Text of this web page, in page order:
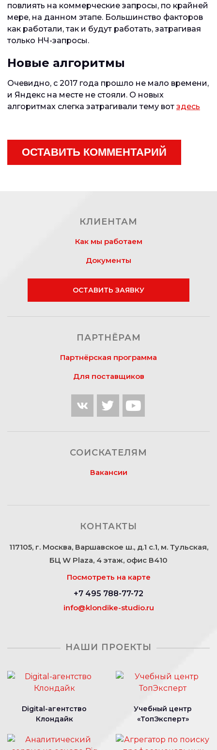
повлиять на коммерческие запросы, по крайней
мере, на данном этапе. Большинство факторов
как работали, так и будут работать, затрагивая
только НЧ-запросы.
Новые алгоритмы
Очевидно, с 2017 года прошло не мало времени,
и Яндекс на месте не стояли. О новых
алгоритмах слегка затрагивали тему вот здесь
ОСТАВИТЬ КОММЕНТАРИЙ
КЛИЕНТАМ
Как мы работаем
Документы
ОСТАВИТЬ ЗАЯВКУ
ПАРТНЁРАМ
Партнёрская программа
Для поставщиков
СОИСКАТЕЛЯМ
Вакансии
КОНТАКТЫ
117105, г. Москва, Варшавское ш., д.1 с.1, м. Тульская,
БЦ W Plaza, 4 этаж, офис В410
Посмотреть на карте
+7 495 788-77-72
info@klondike-studio.ru
НАШИ ПРОЕКТЫ
Digital-агентство
Клондайк
Учебный центр
«ТопЭксперт»